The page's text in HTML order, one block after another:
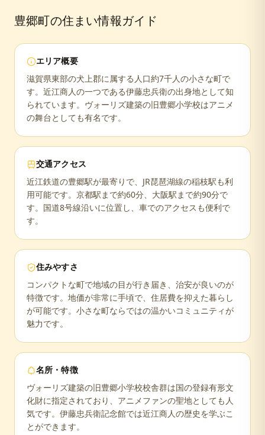
豊郷町の住まい情報ガイド
エリア概要
滋賀県東部の犬上郡に属する人口約7千人の小さな町で
す。近江商人の一つである伊藤忠兵衛の出身地として知
られています。ヴォーリズ建築の旧豊郷小学校はアニメ
の舞台としても有名です。
交通アクセス
近江鉄道の豊郷駅が最寄りで、JR琵琶湖線の稲枝駅も利
用可能です。京都駅まで約60分、大阪駅まで約90分で
す。国道8号線沿いに位置し、車でのアクセスも便利で
す。
住みやすさ
コンパクトな町で地域の目が行き届き、治安が良いのが
特徴です。地価が非常に手頃で、住居費を抑えた暮らし
が可能です。小さな町ならではの温かいコミュニティが
魅力です。
名所・特徴
ヴォーリズ建築の旧豊郷小学校校舎群は国の登録有形文
化財に指定されており、アニメファンの聖地としても人
気です。伊藤忠兵衛記念館では近江商人の歴史を学ぶこ
とができます。